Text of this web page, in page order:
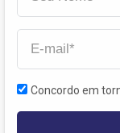
Concordo em